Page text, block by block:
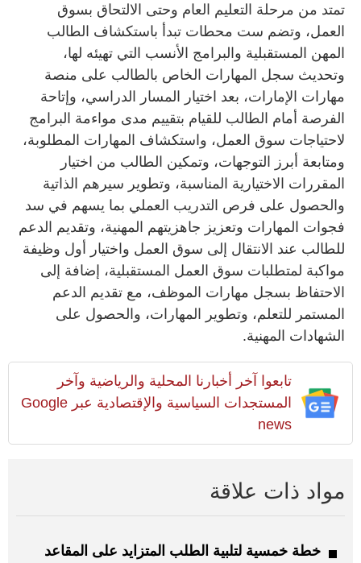
تمتد من مرحلة التعليم العام وحتى الالتحاق بسوق
العمل، وتضم ست محطات تبدأ باستكشاف الطالب
المهن المستقبلية والبرامج الأنسب التي تهيئه لها،
وتحديث سجل المهارات الخاص بالطالب على منصة
مهارات الإمارات، بعد اختيار المسار الدراسي، وإتاحة
الفرصة أمام الطالب للقيام بتقييم مدى مواءمة البرامج
لاحتياجات سوق العمل، واستكشاف المهارات المطلوبة،
ومتابعة أبرز التوجهات، وتمكين الطالب من اختيار
المقررات الاختيارية المناسبة، وتطوير سيرهم الذاتية
والحصول على فرص التدريب العملي بما يسهم في سد
فجوات المهارات وتعزيز جاهزيتهم المهنية، وتقديم الدعم
للطالب عند الانتقال إلى سوق العمل واختيار أول وظيفة
مواكبة لمتطلبات سوق العمل المستقبلية، إضافة إلى
الاحتفاظ بسجل مهارات الموظف، مع تقديم الدعم
المستمر للتعلم، وتطوير المهارات، والحصول على
الشهادات المهنية.
تابعوا آخر أخبارنا المحلية والرياضية وآخر
المستجدات السياسية والإقتصادية عبر Google
news
مواد ذات علاقة
خطة خمسية لتلبية الطلب المتزايد على المقاعد